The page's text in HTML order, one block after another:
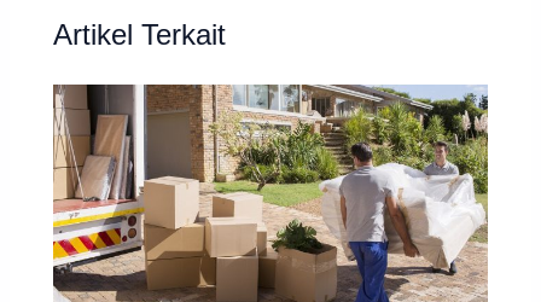
Artikel Terkait